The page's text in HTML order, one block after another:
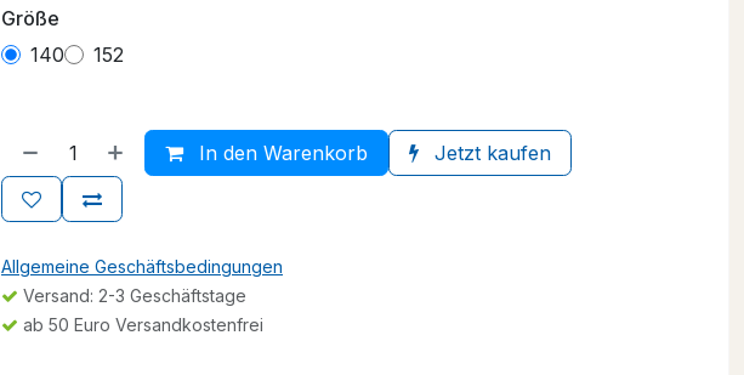
Größe
140
152
In den Warenkorb Jetzt kaufen
Allgemeine Geschäftsbedingungen
Versand: 2-3 Geschäftstage
ab 50 Euro Versandkostenfrei